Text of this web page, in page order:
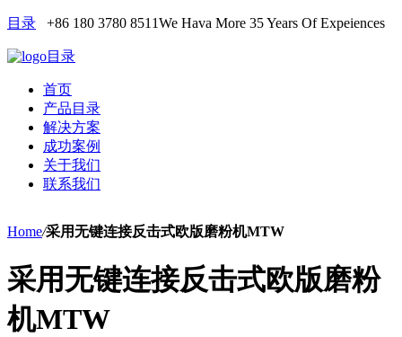
目录 +86 180 3780 8511We Hava More 35 Years Of Expeiences
目录
首页
产品目录
解决方案
成功案例
关于我们
联系我们
Home/采用无键连接反击式欧版磨粉机MTW
采用无键连接反击式欧版磨粉
机MTW